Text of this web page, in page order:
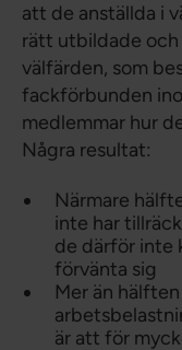
att de anställda i
rätt utbildade och
välfärden, som
fackförbunden
medlemmar hur
Några resultat:
Närmare
inte har
de därför inte
förvänta sig
Mer än
är att för